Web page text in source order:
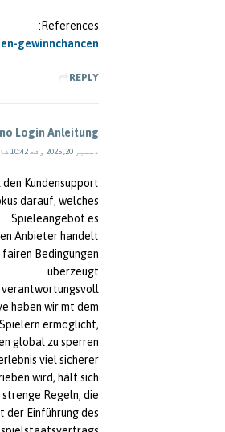
References:
gewinnchancen/
REPLY
Login Anleitung
دسمبر 20, 2025 وقت 10:42 شام
Kundensupport
darauf, welches
Spieleangebot es
Anbieter handelt.
Bedingungen
überzeugt.
verantwortungsvoll
haben wir mt dem
ermöglicht,
global zu sperren.
viel sicherer
wird, hält sich
strenge Regeln, die
der Einführung des